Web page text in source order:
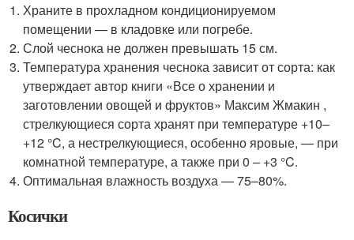
Храните в прохладном кондиционируемом
помещении — в кладовке или погребе.
Слой чеснока не должен превышать 15 см.
Температура хранения чеснока зависит от сорта: как
утверждает автор книги «Все о хранении и
заготовлении овощей и фруктов» Максим Жмакин ,
стрелкующиеся сорта хранят при температуре +10–
+12 °C, а нестрелкующиеся, особенно яровые, — при
комнатной температуре, а также при 0 – +3 °C.
Оптимальная влажность воздуха — 75–80%.
Косички